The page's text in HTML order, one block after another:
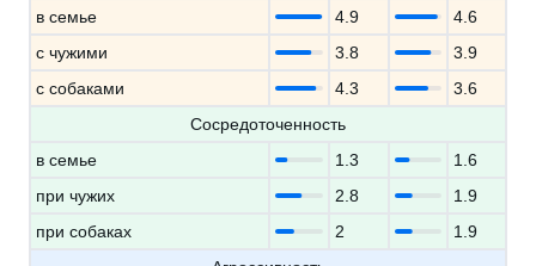
в семье
4.9
4.6
с чужими
3.8
3.9
с собаками
4.3
3.6
Сосредоточенность
в семье
1.3
1.6
при чужих
2.8
1.9
при собаках
2
1.9